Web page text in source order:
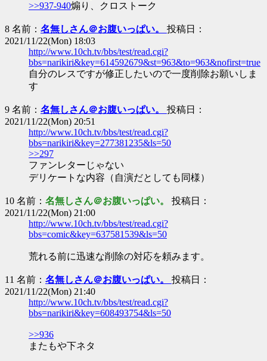
>>937-940煽り、クロストーク
8 名前： 名無しさん＠お腹いっぱい。 投稿日：
2021/11/22(Mon) 18:03
http://www.10ch.tv/bbs/test/read.cgi?
bbs=narikiri&key=614592679&st=963&to=963&nofirst=true
自分のレスですが修正したいので一度削除お願いしま
す
9 名前： 名無しさん＠お腹いっぱい。 投稿日：
2021/11/22(Mon) 20:51
http://www.10ch.tv/bbs/test/read.cgi?
bbs=narikiri&key=277381235&ls=50
>>297
ファンレターじゃない
デリケートな内容（自演だとしても同様）
10 名前： 名無しさん＠お腹いっぱい。 投稿日：
2021/11/22(Mon) 21:00
http://www.10ch.tv/bbs/test/read.cgi?
bbs=comic&key=637581539&ls=50
荒れる前に迅速な削除の対応を頼みます。
11 名前： 名無しさん＠お腹いっぱい。 投稿日：
2021/11/22(Mon) 21:40
http://www.10ch.tv/bbs/test/read.cgi?
bbs=narikiri&key=608493754&ls=50
>>936
またもや下ネタ